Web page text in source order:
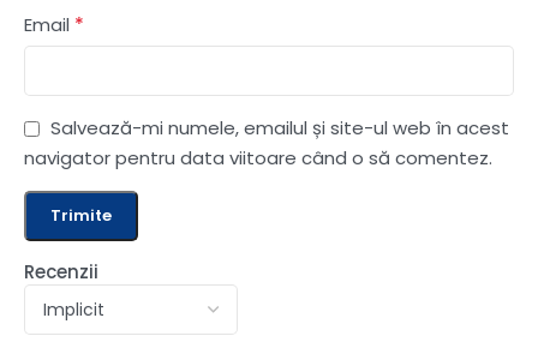
Recenzii
Email *
Salvează-mi numele, emailul și site-ul web în acest
navigator pentru data viitoare când o să comentez.